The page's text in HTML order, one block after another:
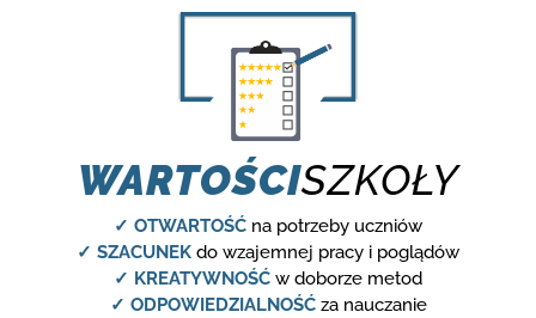
WARTOŚCISZKOŁY
✓ OTWARTOŚĆ na potrzeby uczniów
✓ SZACUNEK do wzajemnej pracy i poglądów
✓ KREATYWNOŚĆ w doborze metod
✓ ODPOWIEDZIALNOŚĆza nauczanie